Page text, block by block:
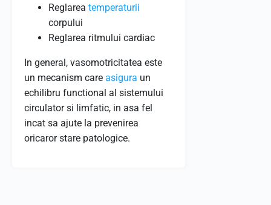
Reglarea temperaturii
corpului
Reglarea ritmului cardiac
In general, vasomotricitatea este
un mecanism care asigura un
echilibru functional al sistemului
circulator si limfatic, in asa fel
incat sa ajute la prevenirea
oricaror stare patologice.